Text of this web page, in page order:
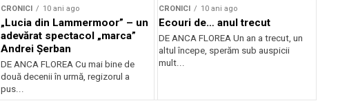
CRONICI 10 ani ago
„Lucia din Lammermoor” – un
adevărat spectacol „marca”
Andrei Șerban
DE ANCA FLOREA Cu mai bine de
două decenii în urmă, regizorul a
pus...
CRONICI 10 ani ago
Ecouri de… anul trecut
DE ANCA FLOREA Un an a trecut, un
altul începe, sperăm sub auspicii
mult...